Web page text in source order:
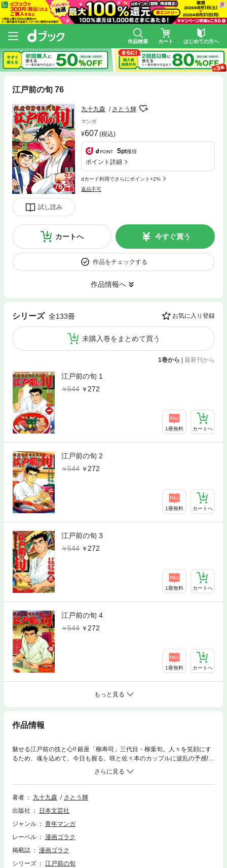
作品検索 カート はじめての方へ
江戸前の旬 76
試し読み
九十九森 さとう輝
マンガ
607 (税込)
5pt獲得
ポイント詳細
dカード利用でさらにポイント+2%
返品不可
カートへ 今すぐ買う
作品をチェックする
作品情報へ
シリーズ 全133冊 お気に入り登録
未購入巻をまとめて買う
1巻から | 最新刊から
江戸前の旬 1
544
272
1冊無料 カートへ
江戸前の旬 2
544
272
1冊無料 カートへ
江戸前の旬 3
544
272
1冊無料 カートへ
江戸前の旬 4
544
272
1冊無料 カートへ
もっと見る
作品情報
魅せる江戸前の技と心!! 銀座「柳寿司」三代目・柳葉旬。人々を笑顔にす
るため、魂を込めて、今日も握る。咲と佐々本のカップルに波乱の予感!?
長かった二人の恋に遂に決着ッ!! 江戸東京野菜やソフト食の握りまで、伝
統を受け継ぎながらも新たな寿司にも挑んでいく。お客さんの心に寄り添
う優しき美味たち…。四季折々の絶品と溢れる人情をご堪能あれ!!
著者
九十九森
さとう輝
出版社
日本文芸社
ジャンル
青年マンガ
レーベル
漫画ゴラク
掲載誌
漫画ゴラク
シリーズ
江戸前の旬